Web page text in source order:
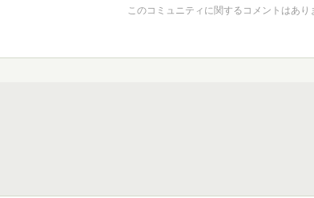
このコミュニティに関するコメントはあり